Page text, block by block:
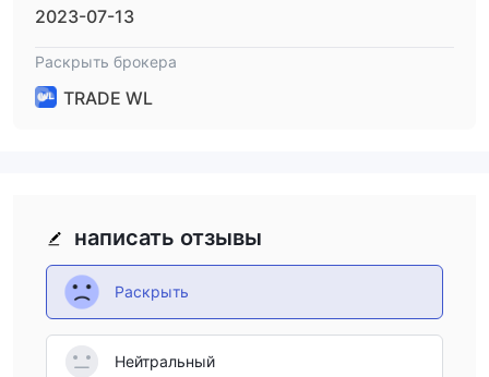
2023-07-13
Раскрыть брокера
TRADE WL
написать отзывы
Раскрыть
Нейтральный